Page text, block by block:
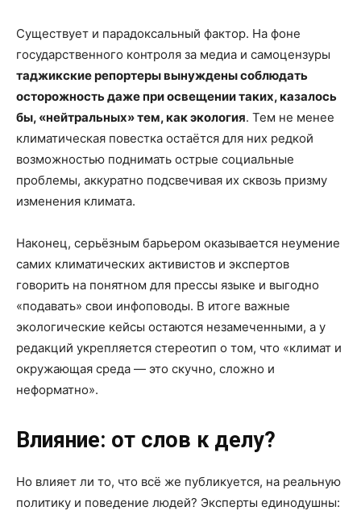
Существует и парадоксальный фактор. На фоне
государственного контроля за медиа и самоцензуры
таджикские репортеры вынуждены соблюдать
осторожность даже при освещении таких, казалось
бы, «нейтральных» тем, как экология. Тем не менее
климатическая повестка остаётся для них редкой
возможностью поднимать острые социальные
проблемы, аккуратно подсвечивая их сквозь призму
изменения климата.
Наконец, серьёзным барьером оказывается неумение
самих климатических активистов и экспертов
говорить на понятном для прессы языке и выгодно
«подавать» свои инфоповоды. В итоге важные
экологические кейсы остаются незамеченными, а у
редакций укрепляется стереотип о том, что «климат и
окружающая среда — это скучно, сложно и
неформатно».
Влияние: от слов к делу?
Но влияет ли то, что всё же публикуется, на реальную
политику и поведение людей? Эксперты единодушны: